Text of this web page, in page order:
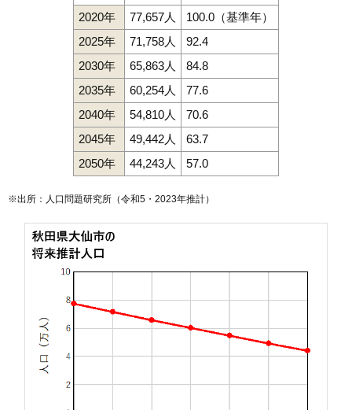
2020年 77,657人
100.0（基準年）
2025年
71,758人
92.4
2030年
65,863人
84.8
2035年
60,254人
77.6
2040年
54,810人
70.6
2045年
49,442人
63.7
2050年
44,243人 57.0
※出所：人口問題研究所（令和5・2023年推計）